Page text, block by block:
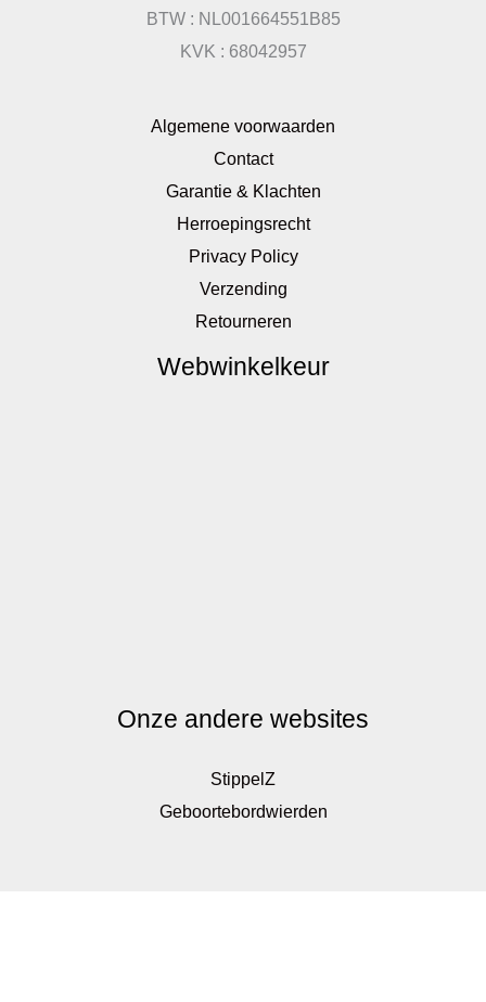
BTW : NL001664551B85
KVK : 68042957
Algemene voorwaarden
Contact
Garantie & Klachten
Herroepingsrecht
Privacy Policy
Verzending
Retourneren
Webwinkelkeur
Onze andere websites
StippelZ
Geboortebordwierden